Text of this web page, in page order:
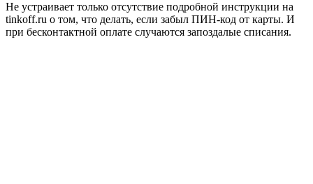
Не устраивает только отсутствие подробной инструкции на
tinkoff.ru о том, что делать, если забыл ПИН-код от карты. И
при бесконтактной оплате случаются запоздалые списания.